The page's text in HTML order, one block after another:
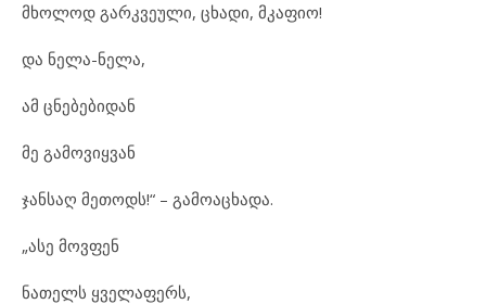
მხოლოდ გარკვეული, ცხადი, მკაფიო!
და ნელა-ნელა,
ამ ცნებებიდან
მე გამოვიყვან
ჯანსაღ მეთოდს!“ – გამოაცხადა.
„ასე მოვფენ
ნათელს ყველაფერს,